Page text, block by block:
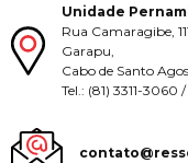
Unidade
Rua Camaragibe,
Garapu,
Cabo de Santo
Tel.: (81) 3311-3060